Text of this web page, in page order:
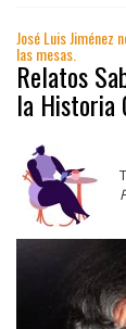
José Luis
las mesas.
Relatos
la Historia